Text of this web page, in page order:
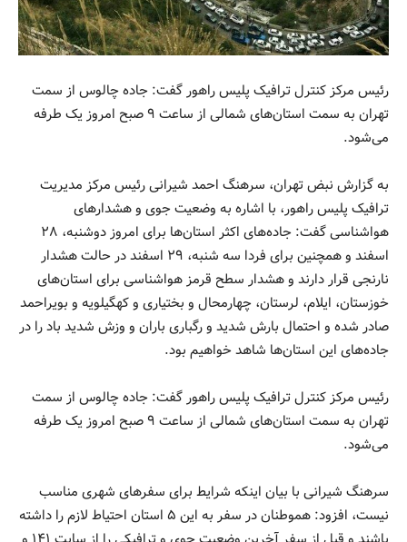
رئیس مرکز کنترل ترافیک پلیس راهور گفت: جاده چالوس از سمت
تهران به سمت استان‌های شمالی از ساعت ۹ صبح امروز یک طرفه
می‌شود.
به گزارش نبض تهران، سرهنگ احمد شیرانی رئیس مرکز مدیریت
ترافیک پلیس راهور، با اشاره به وضعیت جوی و هشدار‌های
هواشناسی گفت: جاده‌های اکثر استان‌ها برای امروز دوشنبه، ۲۸
اسفند و همچنین برای فردا سه شنبه، ۲۹ اسفند در حالت هشدار
نارنجی قرار دارند و هشدار سطح قرمز هواشناسی برای استان‌های
خوزستان، ایلام، لرستان، چهارمحال و بختیاری و کهگیلویه و بویراحمد
صادر شده و احتمال بارش شدید و رگباری باران و وزش شدید باد را در
جاده‌های این استان‌ها شاهد خواهیم بود.
رئیس مرکز کنترل ترافیک پلیس راهور گفت: جاده چالوس از سمت
تهران به سمت استان‌های شمالی از ساعت ۹ صبح امروز یک طرفه
می‌شود.
­سرهنگ شیرانی با بیان اینکه شرایط برای سفر‌های شهری مناسب
نیست، افزود: هموطنان در سفر به این ۵ استان احتیاط لازم را داشته